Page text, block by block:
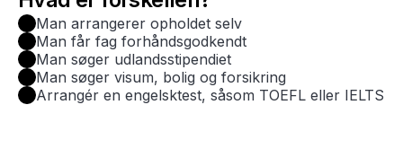
Man arrangerer opholdet selv
Man får fag forhåndsgodkendt
Man søger udlandsstipendiet
Man søger visum, bolig og forsikring
Arrangér en engelsktest, såsom TOEFL eller IELTS